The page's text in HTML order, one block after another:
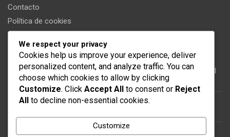
Contacto
Política de cookies
Publicaciones recientes
Premios de Evento por Tiempo Limitado: Especificaciones del
evento, Elegibilidad, Recompensas únicas
Recompensas de tokens: Ganar tokens, Estrategias de uso,
Bonificaciones por operación: Recompensas adicionales,
We respect your privacy
Cookies help us improve your experience, deliver
personalized content, and analyze traffic. You can
choose which cookies to allow by clicking
Customize. Click Accept All to consent or Reject
All to decline non-essential cookies.
Customize